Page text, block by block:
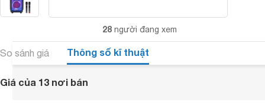
28 người đang xem
So sánh giá Thông số kĩ thuật
Giá của 13 nơi bán